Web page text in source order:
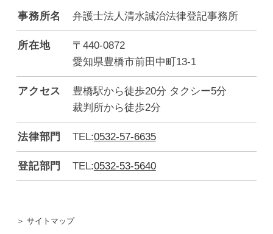
事務所名 弁護士法人清水誠治法律登記事務所
所在地
〒440-0872
愛知県豊橋市前田中町13-1
アクセス
豊橋駅から徒歩20分 タクシー5分
裁判所から徒歩2分
法律部門 TEL:0532-57-6635
登記部門 TEL:0532-53-5640
＞ サイトマップ